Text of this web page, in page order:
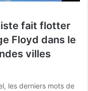
fait flotter
Floyd dans le
villes
les derniers mots de